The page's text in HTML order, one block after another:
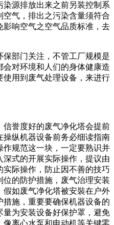
源排放出来之前另装控制系
气，排出之污染含量须符合
响空气之空气品质标准，去
部门关注，不管工厂规模是
对环境和人们的身体健康造
使用到废气处理设备，来进行
誉度好的废气净化塔会提前
纵机器设备前务必细读指南
规范这一块，一定要熟识并
式的开展实际操作，提议由
际操作，防止因不善的技巧
的防护措施，废气治理安装
如废气净化塔被安裝在户外
施，重要要确保机器设备的
量为安装设备好保护罩，避免